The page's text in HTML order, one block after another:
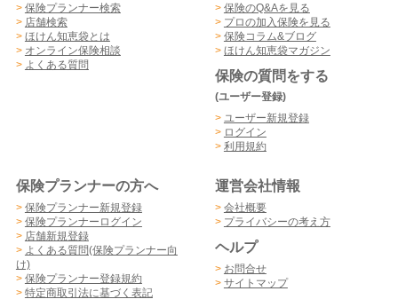
> 保険プランナー検索
> 店舗検索
> ほけん知恵袋とは
> オンライン保険相談
> よくある質問
> 保険のQ&Aを見る
> プロの加入保険を見る
> 保険コラム&ブログ
> ほけん知恵袋マガジン
保険の質問をする
(ユーザー登録)
> ユーザー新規登録
> ログイン
> 利用規約
保険プランナーの方へ
> 保険プランナー新規登録
> 保険プランナーログイン
> 店舗新規登録
> よくある質問(保険プランナー向
け)
> 保険プランナー登録規約
> 特定商取引法に基づく表記
運営会社情報
> 会社概要
> プライバシーの考え方
ヘルプ
> お問合せ
> サイトマップ